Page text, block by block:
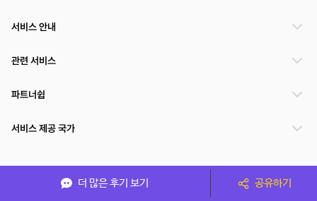
더 많은 후기 보기 공유하기
서비스 안내
관련 서비스
파트너쉽
서비스 제공 국가
(주)NSPACE 사업자정보